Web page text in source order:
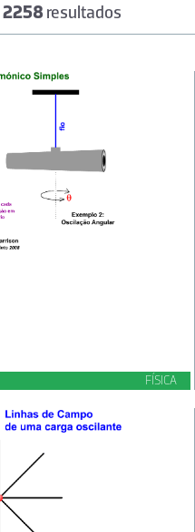
2258 resultados
FÍSICA